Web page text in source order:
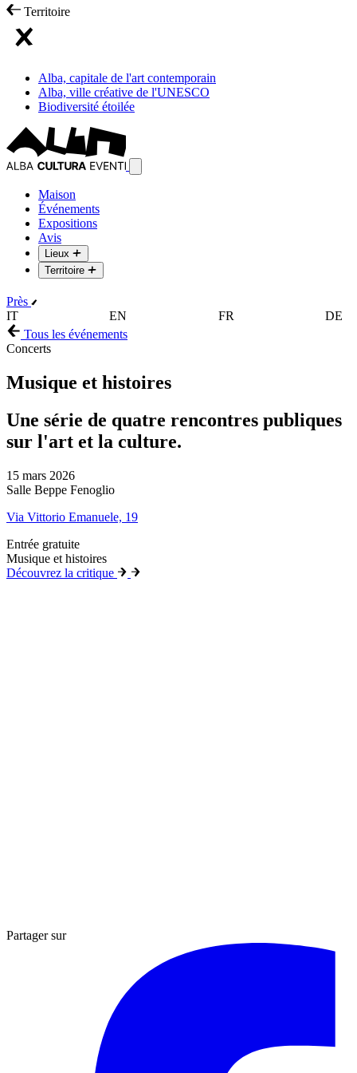
Territoire
Alba, capitale de l'art contemporain
Alba, ville créative de l'UNESCO
Biodiversité étoilée
Maison
Événements
Expositions
Avis
Lieux
Territoire
Près
IT
EN FR
DE
Tous les événements
Concerts
Musique et histoires
Une série de quatre rencontres publiques
sur l'art et la culture.
15 mars 2026
Salle Beppe Fenoglio
Via Vittorio Emanuele, 19
Entrée gratuite
Musique et histoires
Découvrez la critique
Partager sur